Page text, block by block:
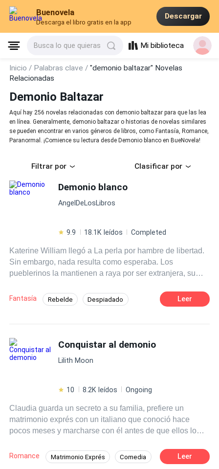
Buenovela
Descarga el libro gratis en la app
Descargar
Busca lo que quieras Mi biblioteca
Inicio / Palabras clave /"demonio baltazar" Novelas
Relacionadas
Demonio Baltazar
Aquí hay 256 novelas relacionadas con demonio baltazar para que las lea
en línea. Generalmente, demonio baltazar o historias de novelas similares
se pueden encontrar en varios géneros de libros, como Fantasía, Romance,
Paranormal. ¡Comience su lectura desde Demonio blanco en BueNovela!
Filtrar por Clasificar por
Demonio blanco
AngelDeLosLibros
9.9 18.1K leídos Completed
Katerine William llegó a La perla por hambre de libertad.
Sin embargo, nada resulta como esperaba. Los
pueblerinos la mantienen a raya por ser extranjera, su
únicos que no la señalan son los nativos que allí residen,
son respetuosos y exigen reciprocidad. Para ellos las
cubierta de escarcha, es celosa con los suyos y tiene un
guardián que camina en dos piernas. Y aunque Katerine
al principio reniegue de esos cuentos, pronto descubre
Fantasía Rebelde Despiadado
Contemporánea Pasión
Leer
Conquistar al demonio
Lilith Moon
10 8.2K leídos Ongoing
Claudia guarda un secreto a su familia, prefiere un
matrimonio exprés con un italiano que conoció hace
pocos meses y marcharse con él antes de que ellos lo
ensueño en Calabria, un paraíso sobre la tierra y ella
acepta sin pensarlo, aunque una voz interior le pide una y
Romance Matrimonio Exprés Comedia Leer